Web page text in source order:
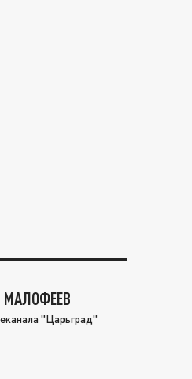
МАЛОФЕЕВ
"Царьград"